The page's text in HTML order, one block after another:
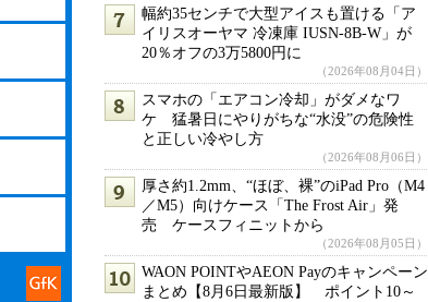
幅約35センチで大型アイスも置ける「ア
イリスオーヤマ 冷凍庫 IUSN-8B-W」が
20％オフの3万5800円に
（2026年08月04日）
スマホの「エアコン冷却」がダメなワ
ケ 猛暑日にやりがちな“水没”の危険性
と正しい冷やし方
（2026年08月06日）
厚さ約1.2mm、“ほぼ、裸”のiPad Pro（M4
／M5）向けケース「The Frost Air」発
売 ケースフィニットから
（2026年08月05日）
WAON POINTやAEON Payのキャンペーン
まとめ【8月6日最新版】 ポイント10～